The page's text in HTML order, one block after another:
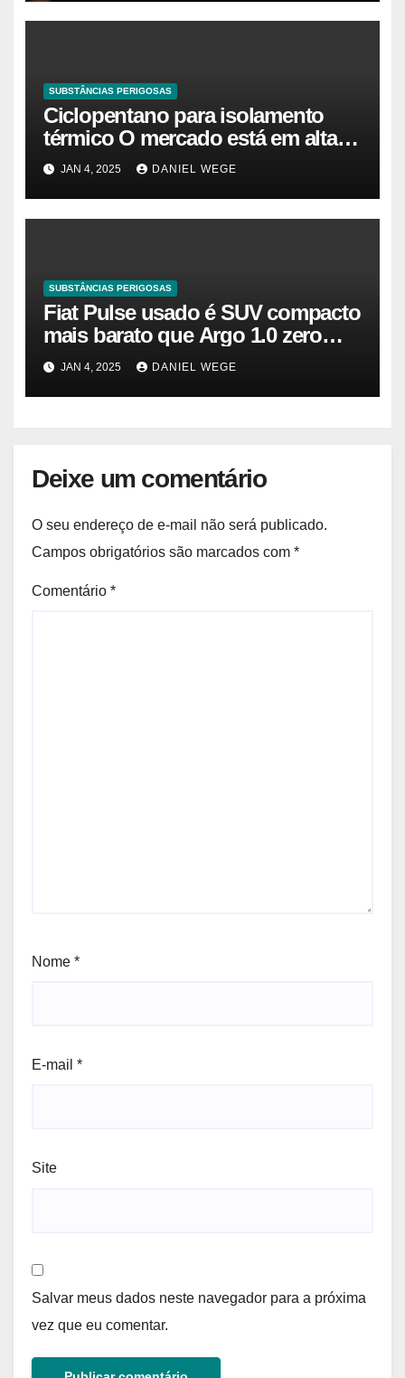
SUBSTÂNCIAS PERIGOSAS
Ciclopentano para isolamento
térmico O mercado está em alta
agora. Vamos entender o
tamanho do mercado, a
participação e a previsão até 2032
JAN 4, 2025 DANIEL WEGE
SUBSTÂNCIAS PERIGOSAS
Fiat Pulse usado é SUV compacto
mais barato que Argo 1.0 zero
quilômetro
JAN 4, 2025 DANIEL WEGE
Deixe um comentário
O seu endereço de e-mail não será publicado.
Campos obrigatórios são marcados com *
Comentário *
Nome *
E-mail *
Site
Salvar meus dados neste navegador para a próxima
vez que eu comentar.